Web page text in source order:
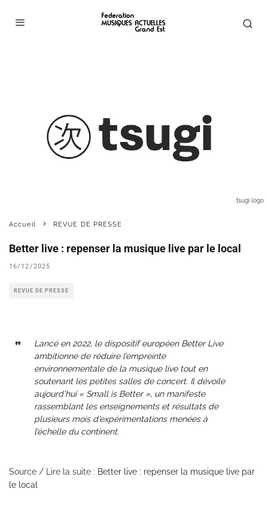
tsugi logo
Accueil REVUE DE PRESSE
Better live : repenser la musique live par le local
16/12/2025
REVUE DE PRESSE
Lancé en 2022, le dispositif européen Better Live
ambitionne de réduire l’empreinte
environnementale de la musique live tout en
soutenant les petites salles de concert. Il dévoile
aujourd’hui « Small is Better », un manifeste
rassemblant les enseignements et résultats de
plusieurs mois d’expérimentations menées à
l’échelle du continent.
Source / Lire la suite : Better live : repenser la musique live par
le local